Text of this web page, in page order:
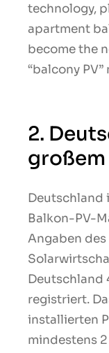
technology,
apartment
become the
“balcony PV”
2.
Deutschland
Balkon-PV-
Angaben
Deutschland
registriert.
installierten
mindestens